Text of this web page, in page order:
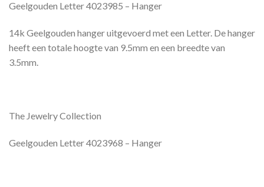
Geelgouden Letter 4023985 – Hanger
14k Geelgouden hanger uitgevoerd met een Letter. De hanger
heeft een totale hoogte van 9.5mm en een breedte van
3.5mm.
The Jewelry Collection
Geelgouden Letter 4023968 – Hanger